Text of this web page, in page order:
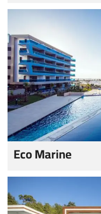
Eco Marine